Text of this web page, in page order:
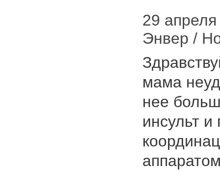
29 апреля
Энвер /
мама
нее
инсульт